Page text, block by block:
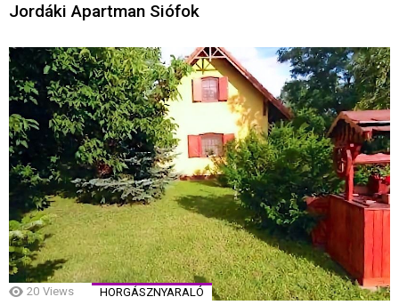
Jordáki Apartman Siófok
20 Views HORGÁSZNYARALÓ